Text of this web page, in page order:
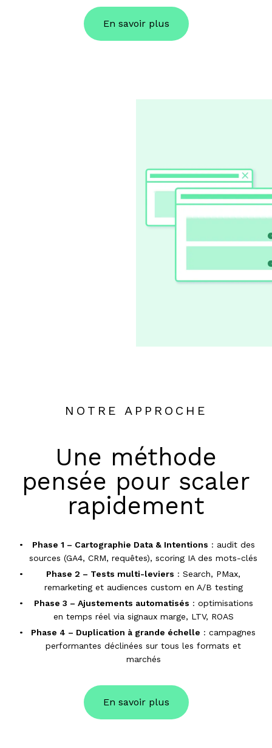
En savoir plus
NOTRE APPROCHE
Une méthode
pensée pour scaler
rapidement
Phase 1 – Cartographie Data & Intentions : audit des
sources (GA4, CRM, requêtes), scoring IA des mots-clés
Phase 2 – Tests multi-leviers : Search, PMax,
remarketing et audiences custom en A/B testing
Phase 3 – Ajustements automatisés : optimisations
en temps réel via signaux marge, LTV, ROAS
Phase 4 – Duplication à grande échelle : campagnes
performantes déclinées sur tous les formats et
marchés
En savoir plus